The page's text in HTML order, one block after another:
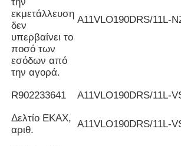
εκμετάλλευση
δεν
υπερβαίνει το
ποσό των
εσόδων από
την αγορά.
Α11VLO190DRS/11L-
R902233641 Α11VLO190DRS/11L-
Δελτίο ΕΚΑΧ,
αριθ.
Α11VLO190DRS/11L-